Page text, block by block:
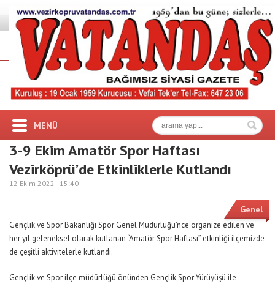
MENÜ
3-9 Ekim Amatör Spor Haftası
Vezirköprü’de Etkinliklerle Kutlandı
12 Ekim 2022 - 15:40
Genel
Gençlik ve Spor Bakanlığı Spor Genel Müdürlüğü’nce organize edilen ve
her yıl geleneksel olarak kutlanan “Amatör Spor Haftası” etkinliği ilçemizde
de çeşitli aktivitelerle kutlandı.
Gençlik ve Spor ilçe müdürlüğü önünden Gençlik Spor Yürüyüşü ile